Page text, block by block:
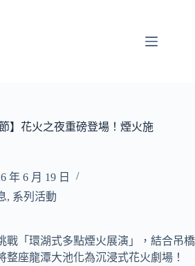
】花火之夜重磅登場！煙火施
年 6 月 19 日
, 系列活動
戰「環湖式多點煙火展演」，結合吊橋
整座龍潭大池化為沉浸式花火劇場！